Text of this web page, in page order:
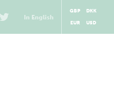
In English
GBP
DKK
EUR
USD